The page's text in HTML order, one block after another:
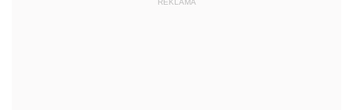
REKLAMA